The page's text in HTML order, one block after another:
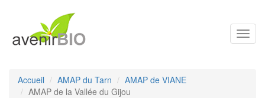
Accueil AMAP du Tarn
AMAP de VIANE
AMAP de la Vallée du Gijou